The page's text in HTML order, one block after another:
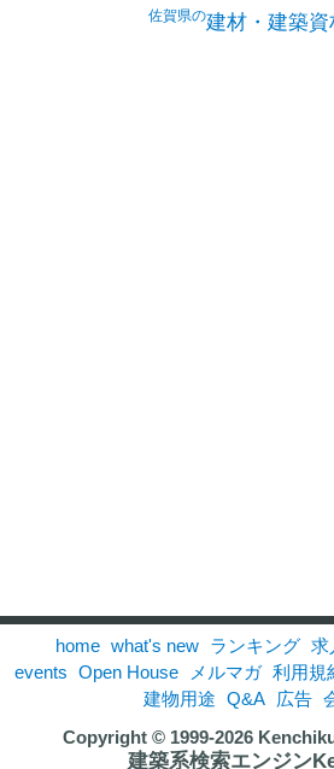
佐賀県の建材・建築資
home what's new ランキング 求
events
Open House メルマガ 利用規
建物用途
Q&A 広告
Copyright © 1999-2026
建築系検索エンジン